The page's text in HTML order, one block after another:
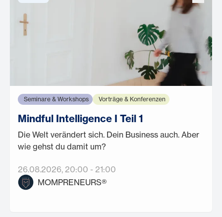
Seminare & Workshops Vorträge & Konferenzen
Mindful Intelligence I Teil 1
Die Welt verändert sich. Dein Business auch. Aber
wie gehst du damit um?
26.08.2026, 20:00 - 21:00
MOMPRENEURS®